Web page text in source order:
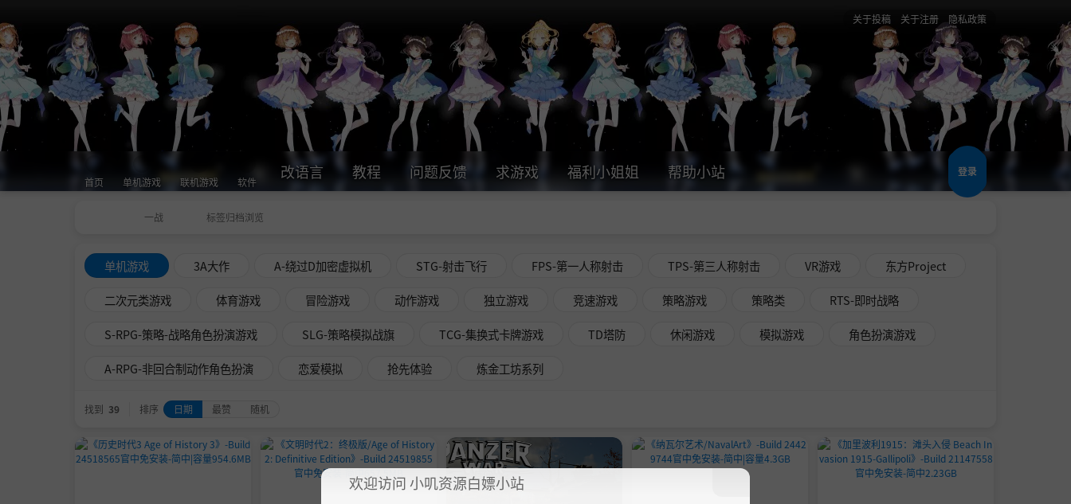
关于投稿 关于注册 隐私政策
首页 单机游戏 联机游戏 软件
改语言 教程 问题反馈 求游戏 福利小姐姐 帮助小站 登录
一战 标签归档浏览
单机游戏 3A大作 A-绕过D加密虚拟机 STG-射击飞行 FPS-第一人称射击 TPS-第三人称射击 VR游戏 东方Project
二次元类游戏 体育游戏 冒险游戏 动作游戏 独立游戏 竞速游戏 策略游戏 策略类 RTS-即时战略
S-RPG-策略-战略角色扮演游戏 SLG-策略模拟战旗 TCG-集换式卡牌游戏 TD塔防 休闲游戏 模拟游戏 角色扮演游戏
A-RPG-非回合制动作角色扮演 恋爱模拟 抢先体验 炼金工坊系列
找到 39 排序 日期 最赞 随机
欢迎访问 小叽资源白嫖小站